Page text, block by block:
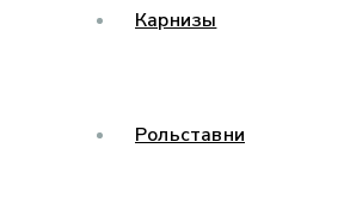
Карнизы
Рольставни